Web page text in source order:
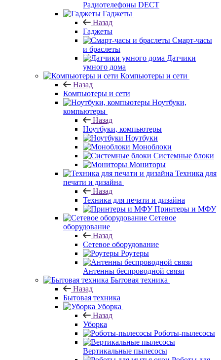
Радиотелефоны DECT
Гаджеты
Назад
Гаджеты
Смарт-часы
и браслеты
Датчики
умного дома
Компьютеры и сети
Назад
Компьютеры и сети
Ноутбуки,
компьютеры
Назад
Ноутбуки, компьютеры
Ноутбуки
Моноблоки
Системные блоки
Мониторы
Техника для
печати и дизайна
Назад
Техника для печати и дизайна
Принтеры и МФУ
Сетевое
оборудование
Назад
Сетевое оборудование
Роутеры
Антенны беспроводной связи
Бытовая техника
Назад
Бытовая техника
Уборка
Назад
Уборка
Роботы-пылесосы
Вертикальные пылесосы